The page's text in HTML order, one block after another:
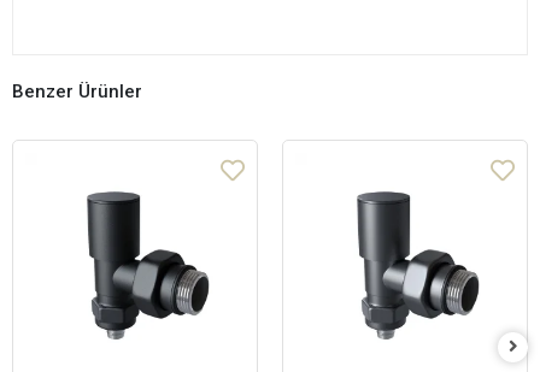
Benzer Ürünler